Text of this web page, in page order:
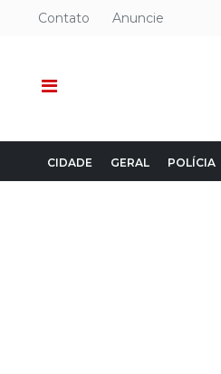
Contato Anuncie
CIDADE GERAL POLÍCIA